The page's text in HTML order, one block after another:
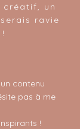
créatif, un
ravie
contenu
pas à me
!